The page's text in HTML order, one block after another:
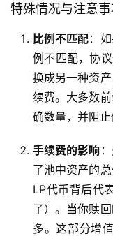
特殊情况与注意
比例不匹配：
例不匹配，协
换成另一种资
续费。大多数
确数量，并阻止
手续费的影响
了池中资产的
LP代币背后代
了）。当你赎
多。这部分增